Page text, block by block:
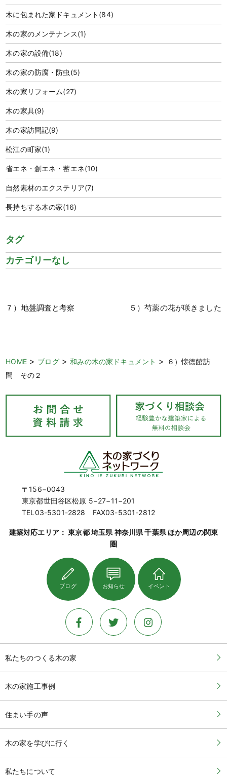
木に包まれた家ドキュメント (84)
木の家のメンテナンス(1)
木の家の設備(18)
木の家の防腐・防虫 (5)
木の家リフォーム(27)
木の家具(9)
木の家訪問記(9)
松江の町家(1)
省エネ・創エネ・蓄エネ(10)
自然素材のエクステリア(7)
長持ちする木の家(16)
タグ
カテゴリーなし
７）地盤調査と考察 ５）芍薬の花が咲きました
HOME> ブログ>和みの木の家ドキュメント >
６）懐徳館訪
問 その２
〒156−0043
東京都世田谷区松原 5−27−11−201
TEL03-5301-2828 FAX03-5301-2812
建築対応エリア： 東京都 埼玉県 神奈川県 千葉県 ほか周辺の関東
圏
ブログ お知らせ イベント
私たちのつくる木の家
木の家施工事例
住まい手の声
木の家を学びに行く
私たちについて